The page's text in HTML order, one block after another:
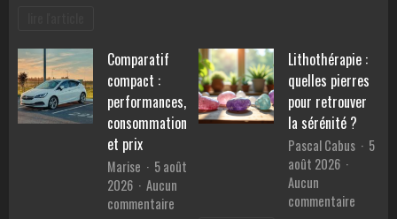
mandataire
pour
simplifier
de
voiture
santé
mentale
Comparatif
compact :
performances,
consommation
et prix
Marise
5 août
2026
Aucun
commentaire
Lithothérapie :
quelles pierres
pour retrouver
la sérénité ?
Pascal Cabus
5
août 2026
Aucun
commentaire